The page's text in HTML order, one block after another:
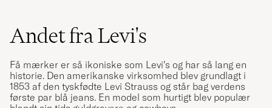
Andet fra Levi's
Få mærker er så ikoniske som Levi’s og har så lang en
historie. Den amerikanske virksomhed blev grundlagt i
1853 af den tyskfødte Levi Strauss og står bag verdens
første par blå jeans. En model som hurtigt blev populær